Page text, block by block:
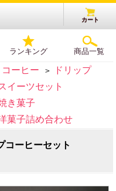
カート
ランキング 商品一覧
コーヒー > ドリップ
イーツセット
き菓子
菓子詰め合わせ
コーヒーセット